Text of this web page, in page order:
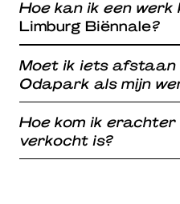
Hoe kan ik een werk
Limburg Biënnale?
Moet ik iets
Odapark als mijn
Hoe kom ik
verkocht is?